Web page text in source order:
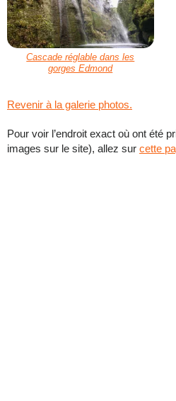
Cascade réglable dans les
gorges Edmond
Revenir à la galerie photos.
Pour voir l’endroit exact où ont été
images sur le site), allez sur cette